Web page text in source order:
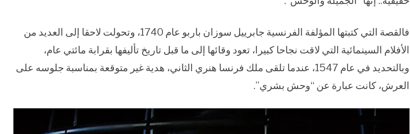
فالقصة التي كتبتها المؤلفة الفرنسية جابرييل سوزان باربو عام 1740، وتحولت لاحقا إلى العديد من
الأفلام السينمائية التي لاقت نجاحا كبيرا، تعود وقائها إلى ما قبل تاريخ تأليفها بقرابة مائتي عام،
وبالتحديد في عام 1547، عندما تلقى ملك فرنسا هنري الثاني، هدية غير متوقعة بمناسبة جلوسه على
العرش، كانت عبارة عن “وحش بشري”.